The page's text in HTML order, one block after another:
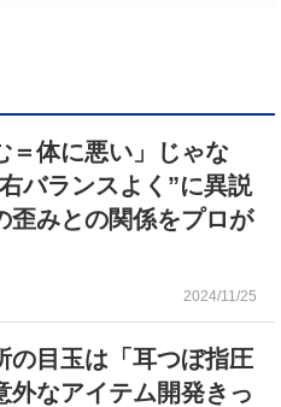
＝体に悪い」じゃな
バランスよく”に異説
みとの関係をプロが
2024/11/25
の目玉は「耳つぼ指圧
なアイテム開発きっ